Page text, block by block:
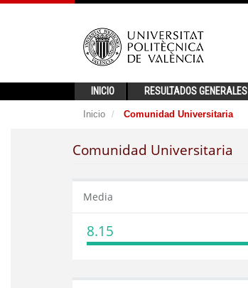
INICIO RESULTADOS GENERALES
Inicio Comunidad Universitaria
Comunidad Universitaria
Media
8.15